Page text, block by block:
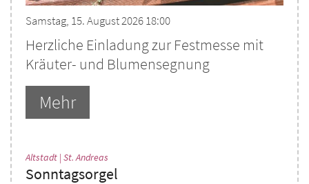
Samstag, 15. August 2026 18:00
Herzliche Einladung zur Festmesse mit
Kräuter- und Blumensegnung
Mehr
Altstadt | St. Andreas
Sonntagsorgel